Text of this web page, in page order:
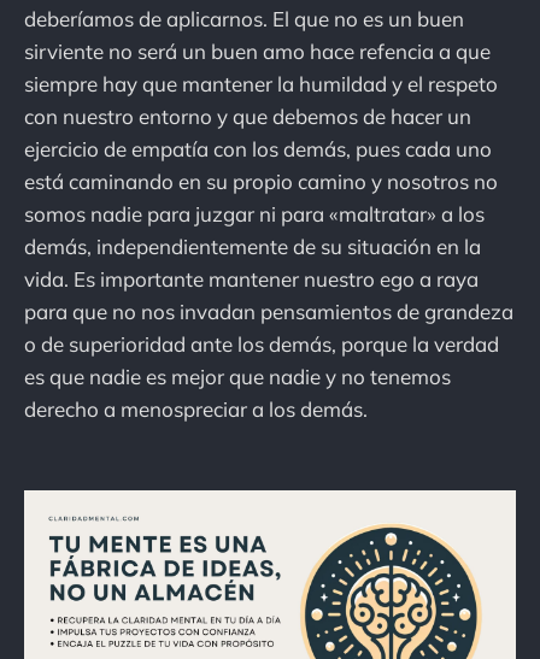
deberíamos de aplicarnos. El que no es un buen
sirviente no será un buen amo hace refencia a que
siempre hay que mantener la humildad y el respeto
con nuestro entorno y que debemos de hacer un
ejercicio de empatía con los demás, pues cada uno
está caminando en su propio camino y nosotros no
somos nadie para juzgar ni para «maltratar» a los
demás, independientemente de su situación en la
vida. Es importante mantener nuestro ego a raya
para que no nos invadan pensamientos de grandeza
o de superioridad ante los demás, porque la verdad
es que nadie es mejor que nadie y no tenemos
derecho a menospreciar a los demás.